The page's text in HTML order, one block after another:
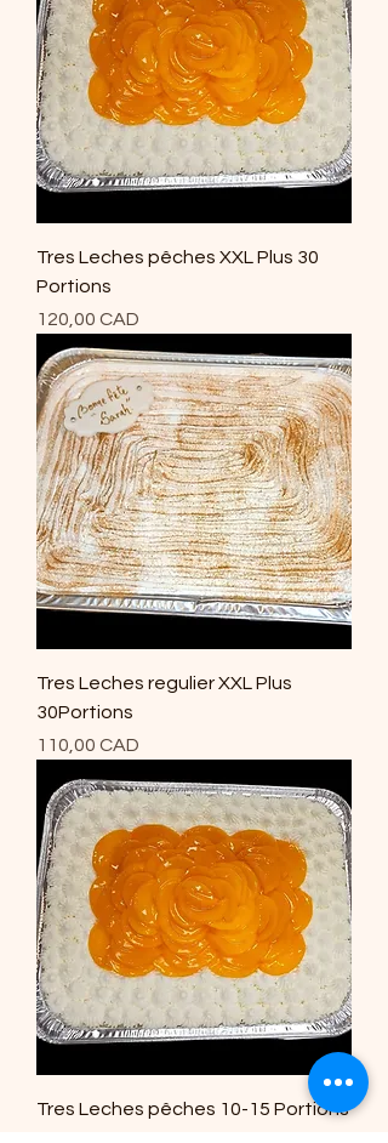
Tres Leches pêches XXL Plus 30
Portions
Precio
120,00 CAD
Tres Leches regulier XXL Plus
30Portions
Precio
110,00 CAD
Tres Leches pêches 10-15 Portions